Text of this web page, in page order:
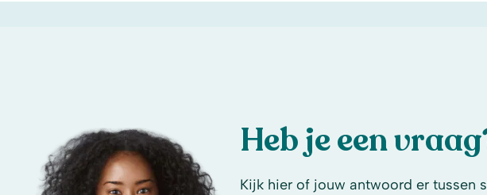
Heb je een
Kijk hier of jouw antwoord er tussen